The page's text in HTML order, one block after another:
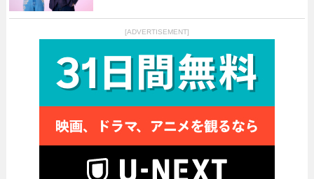
[ADVERTISEMENT]